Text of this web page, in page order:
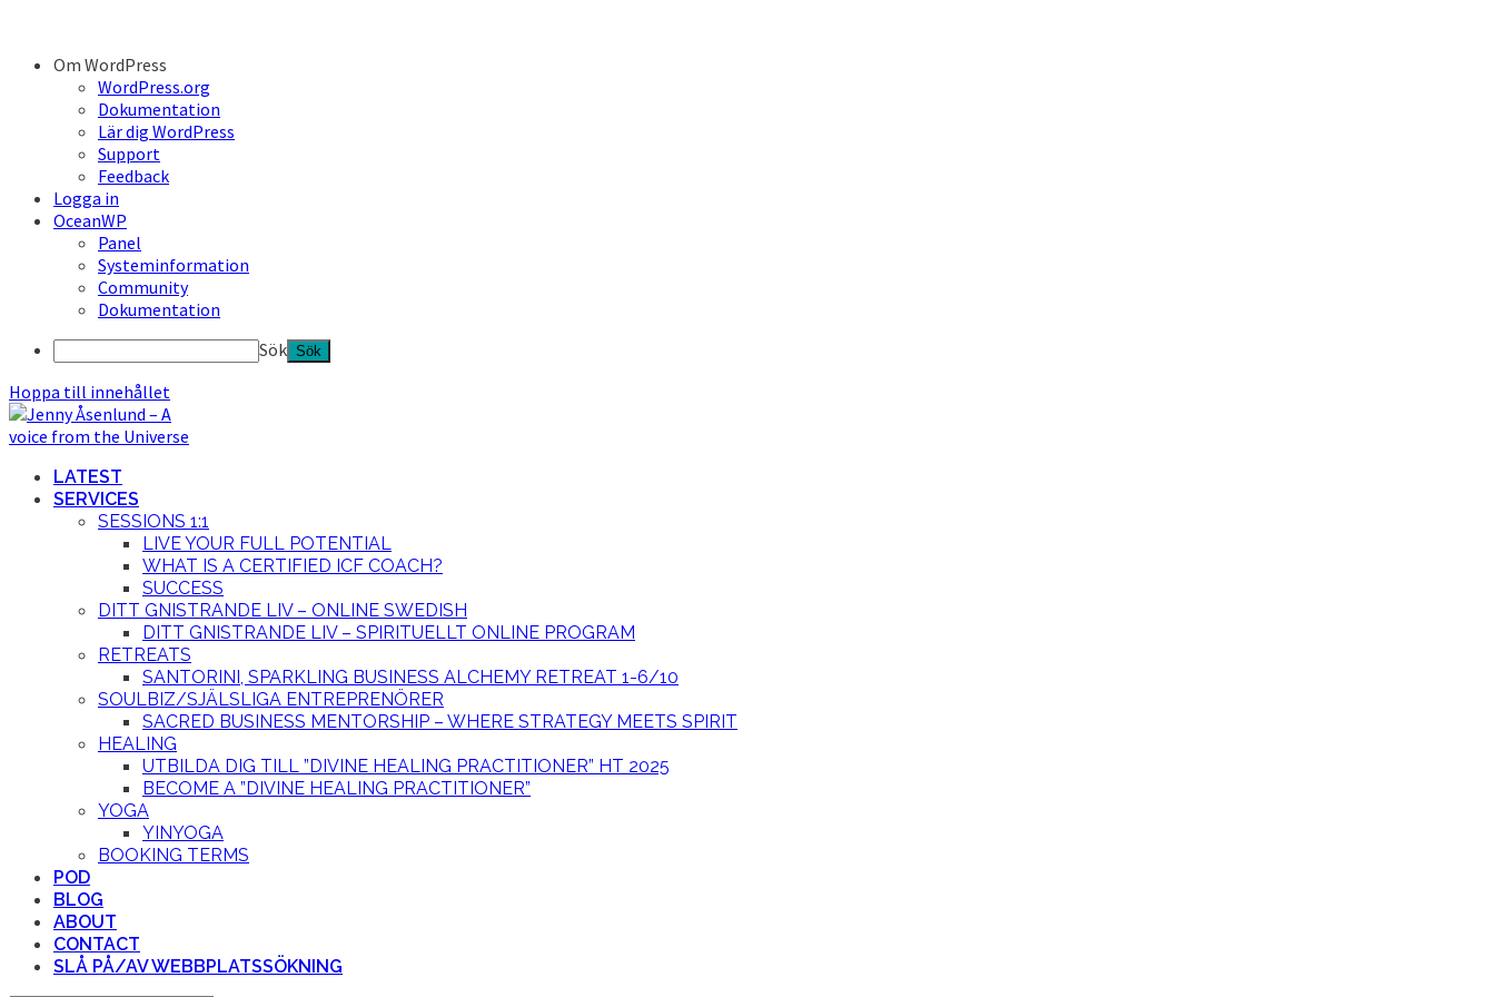
Om WordPress
WordPress.org
Dokumentation
Lär dig WordPress
Support
Feedback
Logga in
OceanWP
Panel
Systeminformation
Community
Dokumentation
Sök
Hoppa till innehållet
LATEST
SERVICES
SESSIONS 1:1
LIVE YOUR FULL POTENTIAL
WHAT IS A CERTIFIED ICF COACH?
SUCCESS
DITT GNISTRANDE LIV – ONLINE SWEDISH
DITT GNISTRANDE LIV – SPIRITUELLT ONLINE PROGRAM
RETREATS
SANTORINI, SPARKLING BUSINESS ALCHEMY RETREAT 1-6/10
SOULBIZ/SJÄLSLIGA ENTREPRENÖRER
SACRED BUSINESS MENTORSHIP – WHERE STRATEGY MEETS SPIRIT
HEALING
UTBILDA DIG TILL ”DIVINE HEALING PRACTITIONER” HT 2025
BECOME A ”DIVINE HEALING PRACTITIONER”
YOGA
YINYOGA
BOOKING TERMS
POD
BLOG
ABOUT
CONTACT
SLÅ PÅ/AV WEBBPLATSSÖKNING